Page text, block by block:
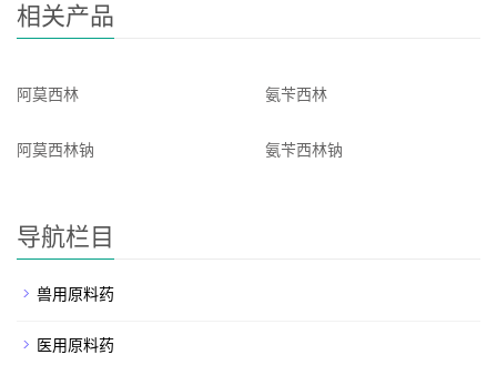
相关产品
阿莫西林 氨苄西林
阿莫西林钠 氨苄西林钠
导航栏目
兽用原料药
医用原料药